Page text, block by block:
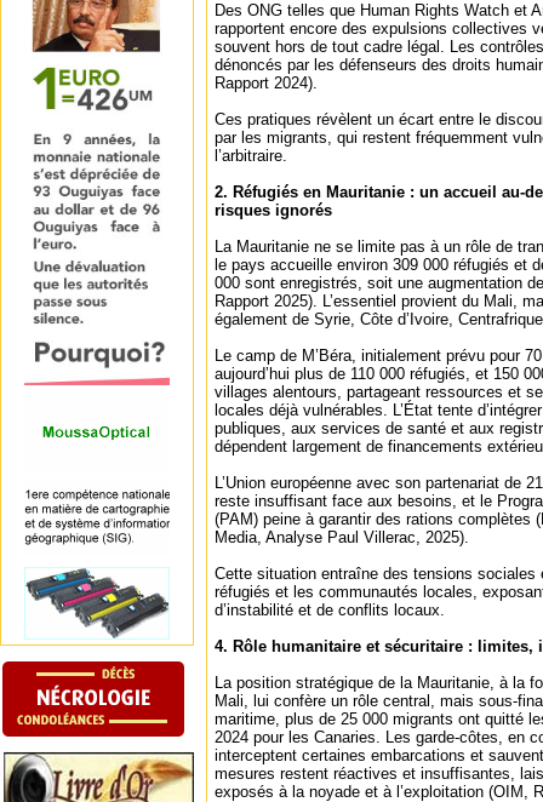
Des ONG telles que Human Rights Watch et
rapportent encore des expulsions collectives
souvent hors de tout cadre légal. Les
dénoncés par les défenseurs des droits
Rapport 2024).
Ces pratiques révèlent un écart entre le
par les migrants, qui restent fréquemment
l’arbitraire.
2. Réfugiés en Mauritanie : un accueil au-
risques ignorés
La Mauritanie ne se limite pas à un rôle de
le pays accueille environ 309 000 réfugiés et
000 sont enregistrés, soit une augmentation
Rapport 2025). L’essentiel provient du Mali,
également de Syrie, Côte d’Ivoire,
Le camp de M’Béra, initialement prévu pour
aujourd’hui plus de 110 000 réfugiés, et 150
villages alentours, partageant ressources et
locales déjà vulnérables. L’État tente
publiques, aux services de santé et aux
dépendent largement de financements
L’Union européenne avec son partenariat de
reste insuffisant face aux besoins, et le
(PAM) peine à garantir des rations complètes
Media, Analyse Paul Villerac, 2025).
Cette situation entraîne des tensions
réfugiés et les communautés locales,
d’instabilité et de conflits locaux.
4. Rôle humanitaire et sécuritaire : limites,
La position stratégique de la Mauritanie, à la
Mali, lui confère un rôle central, mais sous-
maritime, plus de 25 000 migrants ont quitté
2024 pour les Canaries. Les garde-côtes, en
interceptent certaines embarcations et
mesures restent réactives et insuffisantes,
exposés à la noyade et à l’exploitation (OIM,